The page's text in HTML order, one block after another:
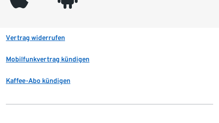
Vertrag widerrufen
Mobilfunkvertrag kündigen
Kaffee-Abo kündigen